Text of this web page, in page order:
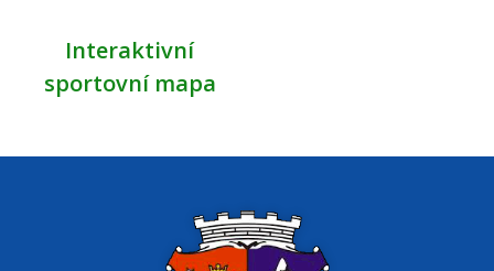
Interaktivní
sportovní mapa